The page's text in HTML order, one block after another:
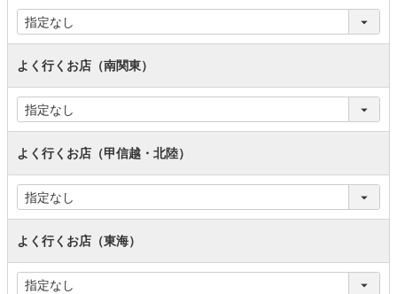
よく行くお店（南関東）
よく行くお店（甲信越・北陸）
よく行くお店（東海）